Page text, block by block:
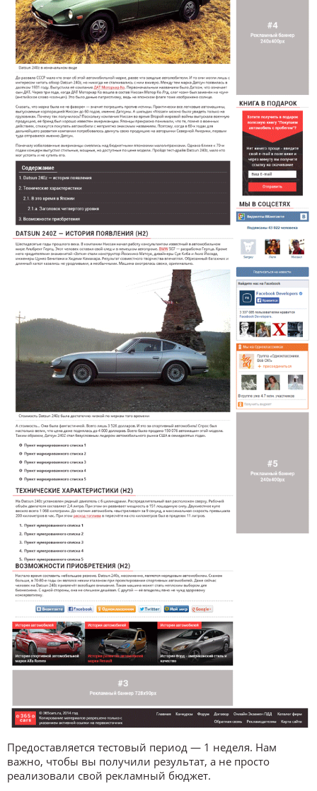
Предоставляется тестовый период — 1 неделя. Нам
важно, чтобы вы получили результат, а не просто
реализовали свой рекламный бюджет.